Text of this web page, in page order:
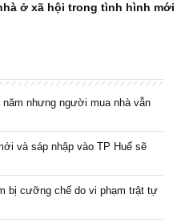
ở xã hội trong tình hình mới
nhưng người mua nhà vẫn
và sáp nhập vào TP Huế sẽ
bị cưỡng chế do vi phạm trật tự